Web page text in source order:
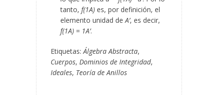
tanto, f(1A) es, por definición, el
elemento unidad deA’, es decir,
f(1A) = 1A’.
Etiquetas:Álgebra Abstracta,
Cuerpos, Dominios de Integridad,
Ideales, Teoría de Anillos